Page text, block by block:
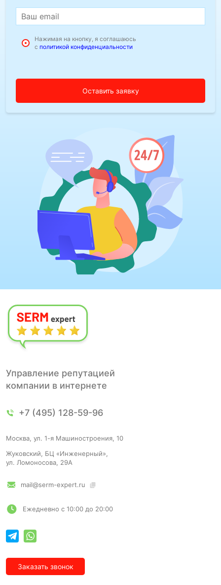
Нажимая на кнопку, я соглашаюсь
с политикой конфиденциальности
Управление репутацией
компании в интернете
+7 (495) 128-59-96
Москва, ул. 1-я Машиностроения, 10
Жуковский, БЦ «Инженерный»,
ул. Ломоносова, 29А
mail@serm-expert.ru
Ежедневно с 10:00 до 20:00
Заказать звонок